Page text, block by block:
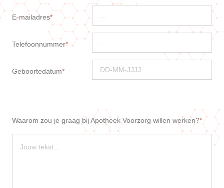
E-mailadres
Telefoonnummer
Geboortedatum
Waarom zou je graag bij Apotheek Voorzorg willen werken?